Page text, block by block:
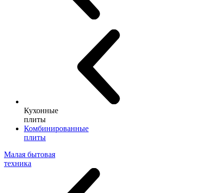
Кухонные
плиты
Комбинированные
плиты
Малая бытовая
техника